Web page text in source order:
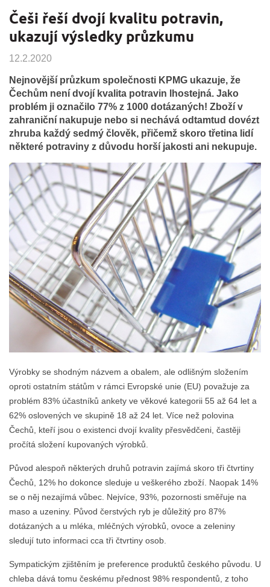
Češi řeší dvojí kvalitu potravin,
ukazují výsledky průzkumu
12.2.2020
Nejnovější průzkum společnosti KPMG ukazuje, že
Čechům není dvojí kvalita potravin lhostejná. Jako
problém ji označilo 77% z 1000 dotázaných! Zboží v
zahraniční nakupuje nebo si nechává odtamtud dovézt
zhruba každý sedmý člověk, přičemž skoro třetina lidí
některé potraviny z důvodu horší jakosti ani nekupuje.
Výrobky se shodným názvem a obalem, ale odlišným složením
oproti ostatním státům v rámci Evropské unie (EU) považuje za
problém 83% účastníků ankety ve věkové kategorii 55 až 64 let a
62% oslovených ve skupině 18 až 24 let. Více než polovina
Čechů, kteří jsou o existenci dvojí kvality přesvědčeni, častěji
pročítá složení kupovaných výrobků.
Původ alespoň některých druhů potravin zajímá skoro tři čtvrtiny
Čechů, 12% ho dokonce sleduje u veškerého zboží. Naopak 14%
se o něj nezajímá vůbec. Nejvíce, 93%, pozornosti směřuje na
maso a uzeniny. Původ čerstvých ryb je důležitý pro 87%
dotázaných a u mléka, mléčných výrobků, ovoce a zeleniny
sledují tuto informaci cca tři čtvrtiny osob.
Sympatickým zjištěním je preference produktů českého původu. U
chleba dává tomu českému přednost 98% respondentů, z toho